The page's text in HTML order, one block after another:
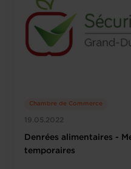
19.05.2022
Chambre de Commerce
Denrées alimentaires -
temporaires